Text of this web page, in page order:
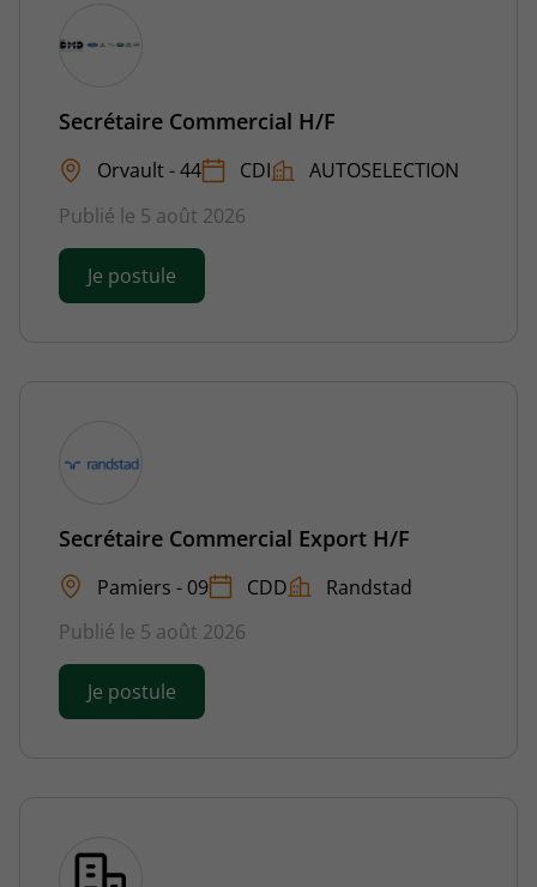
Secrétaire Commercial H/F
Orvault - 44 CDI
AUTOSELECTION
Publié le 5 août 2026
Je postule
Secrétaire Commercial Export H/F
Pamiers - 09 CDD
Randstad
Publié le 5 août 2026
Je postule